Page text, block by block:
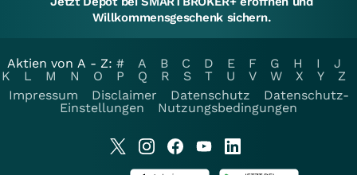
Willkommensgeschenk sichern.
Aktien von A - Z: # A B C D E F G H I
J
K
L M N O P Q R S T U V W X Y
Z
Impressum
Disclaimer Datenschutz
Datenschutz-
Einstellungen
Nutzungsbedingungen